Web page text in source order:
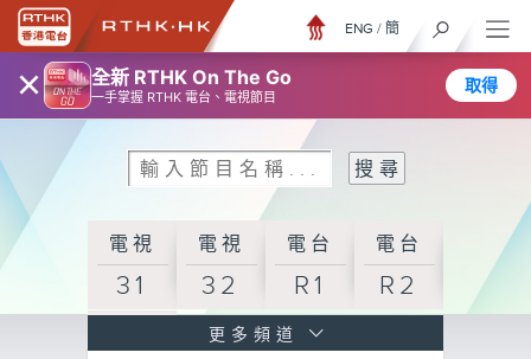
× 全新 RTHK On The Go
一手掌握 RTHK 電台、電視節目
取得
ENG / 簡
電視
31
電視
32
電台
R1
電台
R2
更多頻道